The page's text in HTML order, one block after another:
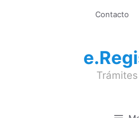
Contacto